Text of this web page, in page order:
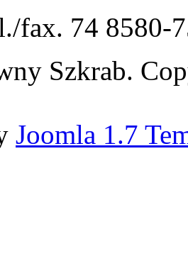
fax. 74 8580-
Szkrab.
Joomla 1.7